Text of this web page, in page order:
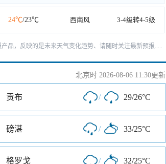
24℃/23℃ 西南风 3-4级转4-5级
品，反映的是未来天气变化趋势、请随时关注最新预报.....
北京时 2026-08-06 11:30更新
贡布 / 29/26°C
磅湛 / 33/25°C
格罗戈 / 32/25°C